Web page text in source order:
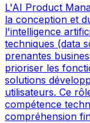
L'AI Product
la conception et
l'intelligence
techniques (data
prenantes
prioriser les
solutions
utilisateurs. Ce
compétence
compréhension